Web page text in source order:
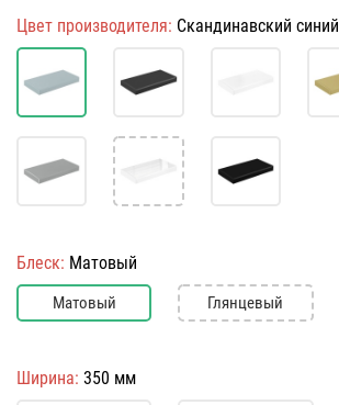
Цвет производителя: Скандинавский синий
Блеск: Матовый
Матовый Глянцевый
Ширина: 350 мм